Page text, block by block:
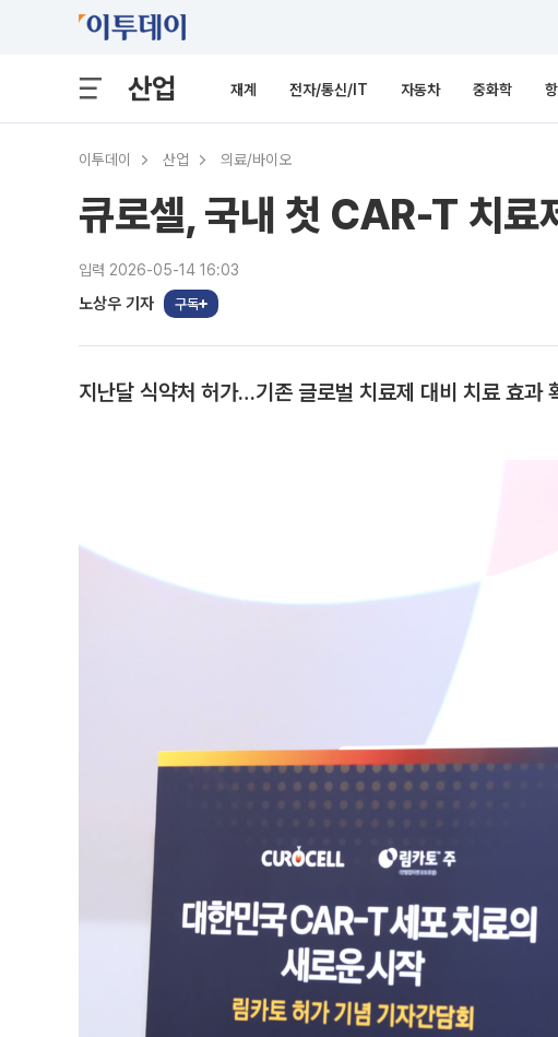
산업 재계 전자/통신/IT 자동차 중화학
이투데이 산업 의료/바이오
큐로셀, 국내 첫 CAR-T 치료
입력 2026-05-14 16:03
노상우 기자 구독
지난달 식약처 허가…기존 글로벌 치료제 대비 치료 효과